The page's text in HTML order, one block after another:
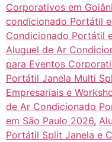
Corporativos em
condicionado Portátil
Condicionado Portátil
Aluguel de Ar
para Eventos
Portátil Janela Multi
Empresariais e
de Ar Condicionado
em São Paulo 2026,
Portátil Split Janela e